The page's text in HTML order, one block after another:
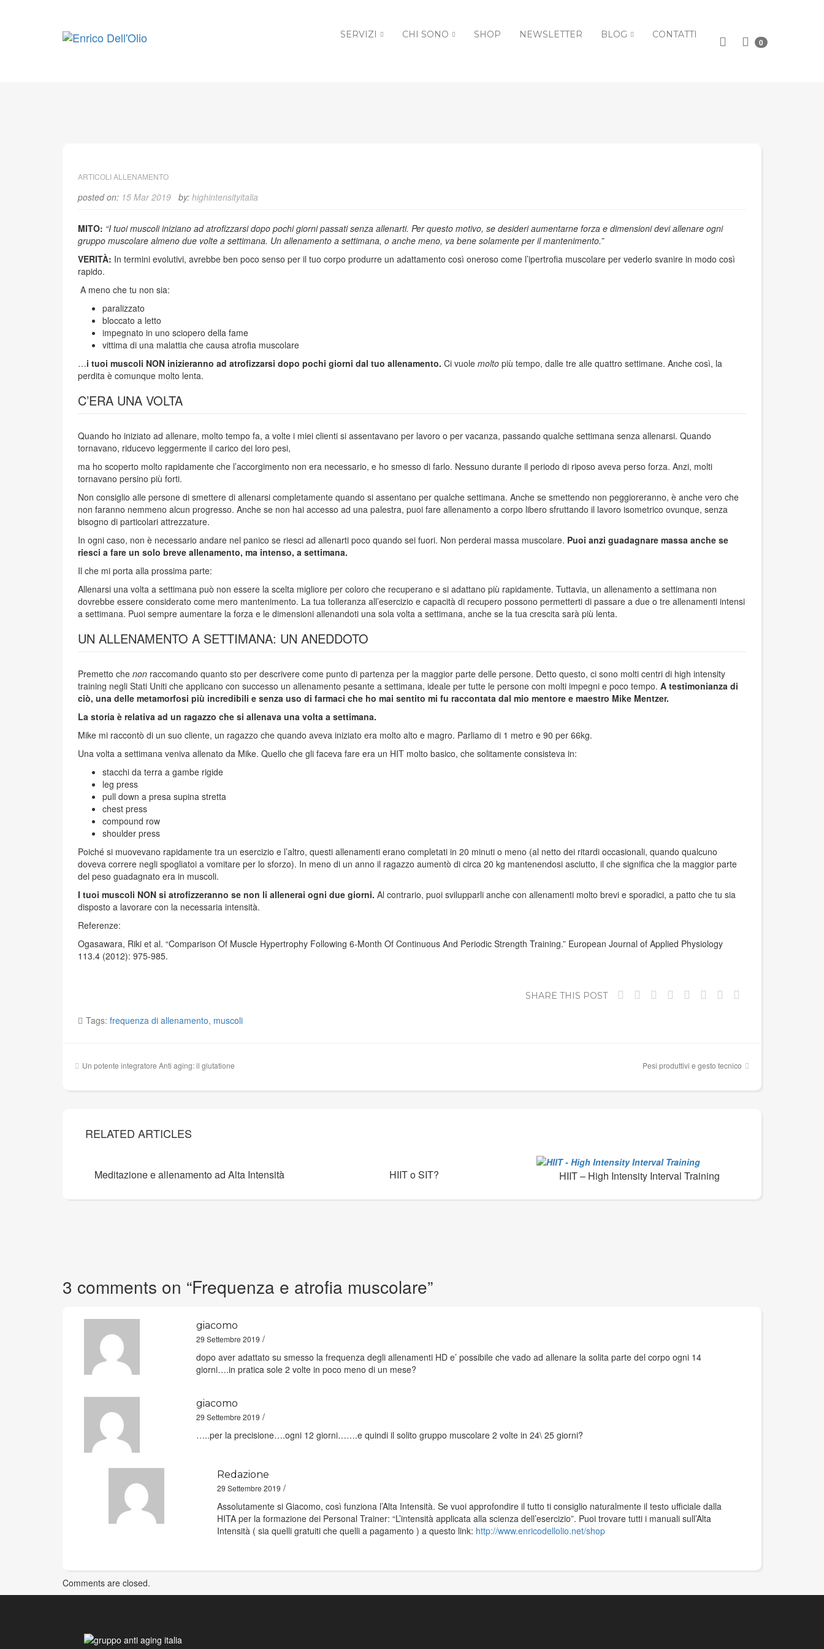
SERVIZI CHI SONO SHOP NEWSLETTER BLOG CONTATTI
0
ARTICOLI ALLENAMENTO
posted on: 15 Mar 2019 by: highintensityitalia
MITO: “I tuoi muscoli iniziano ad atrofizzarsi dopo pochi giorni passati senza allenarti. Per questo motivo, se desideriaumentarne forza e dimensioni devi allenare ogni
gruppo muscolare almeno due volte a settimana. Un allenamento a settimana, o anche meno, va bene solamente per il mantenimento.”
VERITÀ: In termini evolutivi, avrebbe ben poco senso per il tuo corpo produrre un adattamento così oneroso come l’ipertrofia muscolare per vederlo svanire in modo così
rapido.
A meno che tu non sia:
paralizzato
bloccato a letto
impegnato in uno sciopero della fame
vittima di una malattia che causa atrofia muscolare
…i tuoi muscoli NON inizieranno ad atrofizzarsi dopo pochi giorni dal tuo allenamento. Ci vuole molto più tempo, dalle tre alle quattro settimane. Anche così, la
perdita è comunque molto lenta.
C’ERA UNA VOLTA
Quando ho iniziato ad allenare, molto tempo fa, a volte i miei clienti si assentavano per lavoro o per vacanza, passando qualche settimana senza allenarsi. Quando
tornavano, riducevo leggermente il carico dei loro pesi,
ma ho scoperto molto rapidamente che l’accorgimento non era necessario, e ho smesso di farlo. Nessuno durante il periodo di riposo aveva perso forza. Anzi, molti
tornavano persino più forti.
Non consiglio alle persone di smettere di allenarsi completamente quando si assentano per qualche settimana. Anche se smettendo non peggioreranno, è anche vero che
non faranno nemmeno alcun progresso. Anche se non hai accesso ad una palestra, puoi fare allenamento a corpo libero sfruttando il lavoro isometrico ovunque, senza
bisogno di particolari attrezzature.
In ogni caso, non è necessario andare nel panico se riesci ad allenarti poco quando sei fuori. Non perderai massa muscolare. Puoi anzi guadagnare massa anche se
riesci a fare un solo breve allenamento, ma intenso, a settimana.
Il che mi porta alla prossima parte:
Allenarsi una volta a settimana può non essere la scelta migliore per coloro che recuperano e si adattano più rapidamente. Tuttavia, un allenamento a settimana non
dovrebbe essere considerato come mero mantenimento. La tua tolleranza all’esercizio e capacità di recupero possono permetterti di passare a due o tre allenamenti intensi
a settimana. Puoi sempre aumentare la forza e le dimensioni allenandoti una sola volta a settimana, anche se la tua crescita sarà più lenta.
UN ALLENAMENTO A SETTIMANA: UN ANEDDOTO
Premetto che non raccomando quanto sto per descrivere come punto di partenza per la maggior parte delle persone. Detto questo, ci sono molti centri di high intensity
training negli Stati Uniti che applicano con successo un allenamento pesante a settimana, ideale per tutte le persone con molti impegni e poco tempo. A testimonianza di
ciò, una delle metamorfosi più incredibili e senza uso di farmaci che ho mai sentito mi fu raccontata dal mio mentore e maestro Mike Mentzer.
La storia è relativa ad un ragazzo che si allenava una volta a settimana.
Mike mi raccontò di un suo cliente, un ragazzo che quando aveva iniziato era molto alto e magro. Parliamo di 1 metro e 90 per 66kg.
Una volta a settimana veniva allenato da Mike. Quello che gli faceva fare era un HIT molto basico, che solitamente consisteva in:
stacchi da terra a gambe rigide
leg press
pull down a presa supina stretta
chest press
compound row
shoulder press
Poiché si muovevano rapidamente tra un esercizio e l’altro, questi allenamenti erano completati in 20 minuti o meno (al netto dei ritardi occasionali, quando qualcuno
doveva correre negli spogliatoi a vomitare per lo sforzo). In meno di un anno il ragazzo aumentò di circa 20 kg mantenendosi asciutto, il che significa che la maggior parte
del peso guadagnato era in muscoli.
I tuoi muscoli NON si atrofizzeranno se non li allenerai ogni due giorni. Al contrario, puoi svilupparli anche con allenamenti molto brevi e sporadici, a patto che tu sia
disposto a lavorare con la necessaria intensità.
Referenze:
Ogasawara, Riki et al. “Comparison Of Muscle Hypertrophy Following 6-Month Of Continuous And Periodic Strength Training.” European Journal of Applied Physiology
113.4 (2012): 975-985.
SHARE THIS POST
Tags: frequenza di allenamento, muscoli
Navigazione
Un potente integratore Anti aging: il glutatione Pesi produttivi e gesto tecnico
RELATED ARTICLES
Meditazione e allenamento ad Alta Intensità HIIT o SIT? HIIT – High Intensity Interval Training
3 comments on “Frequenza e atrofia muscolare”
giacomo
29 Settembre 2019 /
dopo aver adattato su smesso la frequenza degli allenamenti HD e’ possibile che vado ad allenare la solita parte del corpo ogni 14
giorni….in pratica sole 2 volte in poco meno di un mese?
giacomo
29 Settembre 2019 /
…..per la precisione….ogni 12 giorni…….e quindi il solito gruppo muscolare 2 volte in 24\ 25 giorni?
Redazione
29 Settembre 2019 /
Assolutamente si Giacomo, così funziona l’Alta Intensità. Se vuoi approfondire il tutto ti consiglio naturalmente il testo ufficiale dalla
HITA per la formazione dei Personal Trainer: “L’intensità applicata alla scienza dell’esercizio”. Puoi trovare tutti i manuali sull’Alta
Intensità ( sia quelli gratuiti che quelli a pagamento ) a questo link: http://www.enricodellolio.net/shop
Comments are closed.